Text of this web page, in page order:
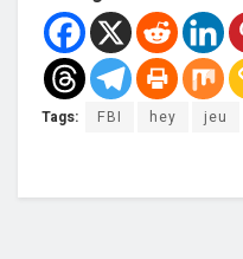
Tags: FBI hey jeu